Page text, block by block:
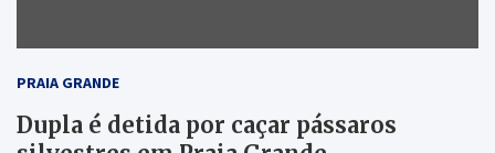
PRAIA GRANDE
Dupla é detida por caçar pássaros